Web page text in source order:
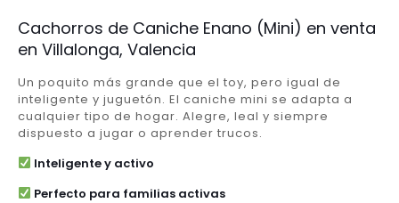
Cachorros de Caniche Enano (Mini) en venta
en Villalonga, Valencia
Un poquito más grande que el toy, pero igual de
inteligente y juguetón. El caniche mini se adapta a
cualquier tipo de hogar. Alegre, leal y siempre
dispuesto a jugar o aprender trucos.
Inteligente y activo
Perfecto para familias activas